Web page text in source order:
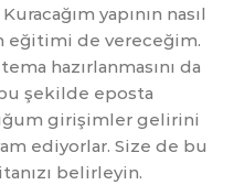
yapının nasıl
eğitimi de vereceğim.
hazırlanmasını da
şekilde eposta
girişimler gelirini
ediyorlar. Size de bu
belirleyin.